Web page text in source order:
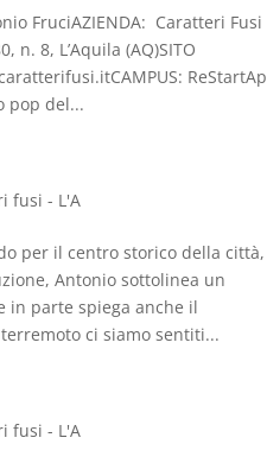
FruciAZIENDA: Caratteri Fusi
n. 8, L’Aquila (AQ)SITO
ReStartAp
pop del...
fusi - L'A
per il centro storico della città,
Antonio sottolinea un
in parte spiega anche il
ci siamo sentiti...
fusi - L'A